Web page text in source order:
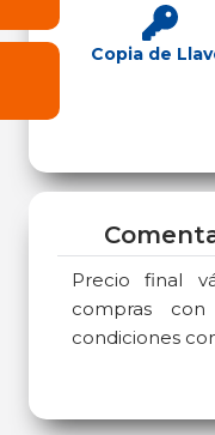
Copia de
Precio final
compras con
condiciones